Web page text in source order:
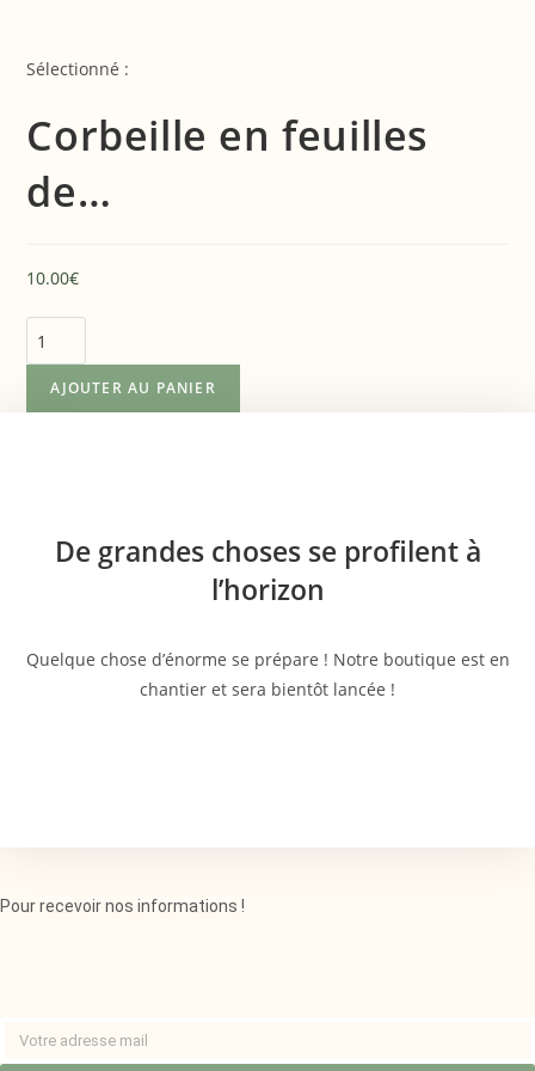
Sélectionné :
Corbeille en feuilles
de…
10.00€
AJOUTER AU PANIER
De grandes choses se profilent à
l’horizon
Quelque chose d’énorme se prépare ! Notre boutique est en
chantier et sera bientôt lancée !
Pour recevoir nos informations !